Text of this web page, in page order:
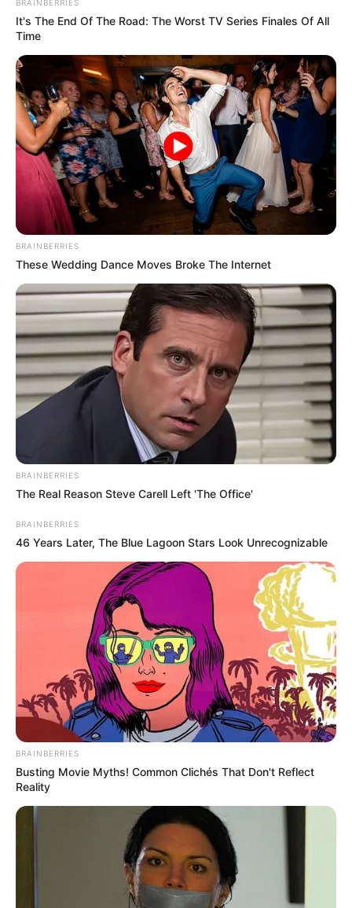
BRAINBERRIES
It's The End Of The Road: The Worst TV Series Finales Of All
Time
BRAINBERRIES
These Wedding Dance Moves Broke The Internet
BRAINBERRIES
The Real Reason Steve Carell Left 'The Office'
BRAINBERRIES
46 Years Later, The Blue Lagoon Stars Look Unrecognizable
BRAINBERRIES
Busting Movie Myths! Common Clichés That Don't Reflect
Reality